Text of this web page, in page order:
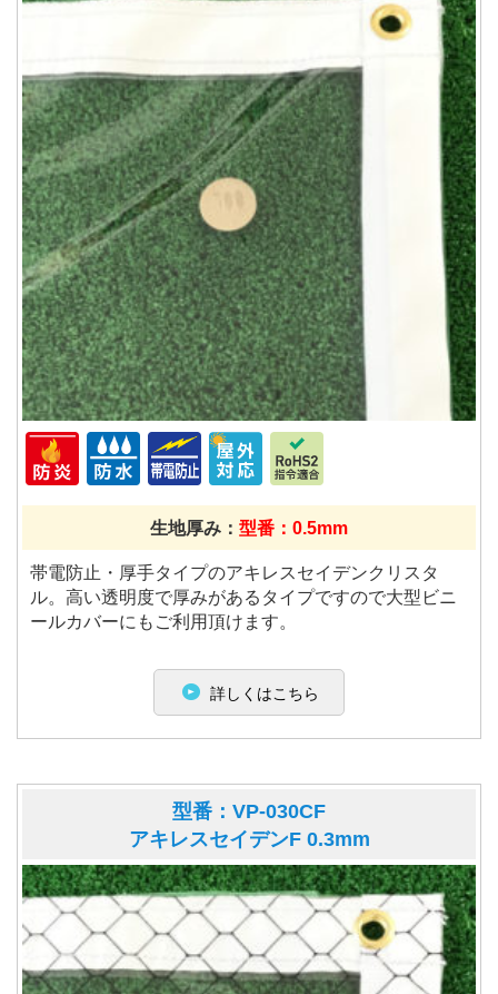
生地厚み： 型番：0.5mm
帯電防止・厚手タイプのアキレスセイデンクリスタ
ル。高い透明度で厚みがあるタイプですので大型ビニ
ールカバーにもご利用頂けます。
詳しくはこちら
型番：VP-030CF
アキレスセイデンF 0.3mm